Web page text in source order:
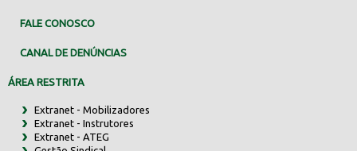
FALE CONOSCO
CANAL DE DENÚNCIAS
ÁREA RESTRITA
Extranet - Mobilizadores
Extranet - Instrutores
Extranet - ATEG